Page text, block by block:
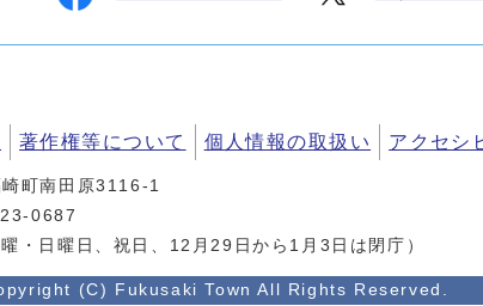
著作権等について 個人情報の取扱い アクセシ
町南田原3116-1
0687
・日曜日、祝日、12月29日から1月3日は閉庁）
(C) Fukusaki Town All Rights Reserved.